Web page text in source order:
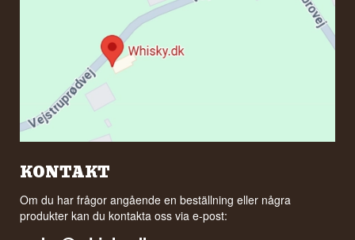
KONTAKT
Om du har frågor angående en beställning eller några
produkter kan du kontakta oss via e-post: